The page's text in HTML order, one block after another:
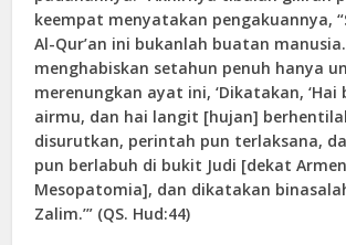
keempat menyatakan pengakuannya,
Al-Qur’an ini bukanlah buatan
menghabiskan setahun penuh hanya
merenungkan ayat ini, ‘Dikatakan,
airmu, dan hai langit [hujan]
disurutkan, perintah pun terlaksana,
pun berlabuh di bukit Judi [dekat
Mesopatomia], dan dikatakan
Zalim.’” (QS. Hud:44)